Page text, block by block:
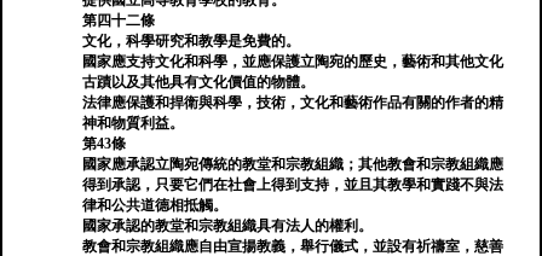
第四十二條
文化，科學研究和教學是免費的。
國家應支持文化和科學，並應保護立陶宛的歷史，藝術和其他文化
古蹟以及其他具有文化價值的物體。
法律應保護和捍衛與科學，技術，文化和藝術作品有關的作者的精
神和物質利益。
第43條
國家應承認立陶宛傳統的教堂和宗教組織；其他教會和宗教組織應
得到承認，只要它們在社會上得到支持，並且其教學和實踐不與法
律和公共道德相抵觸。
國家承認的教堂和宗教組織具有法人的權利。
教會和宗教組織應自由宣揚教義，舉行儀式，並設有祈禱室，慈善